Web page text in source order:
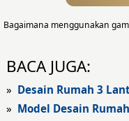
Desain
Desain Rumah
Bagaimana menggunakan
BACA JUGA:
» Desain Rumah 3
» Model Desain